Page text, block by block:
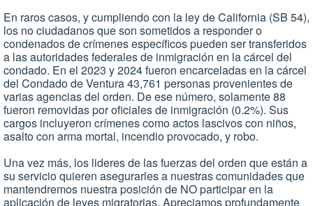
En raros casos, y cumpliendo con la ley de California (SB 54),
los no ciudadanos que son sometidos a responder o
condenados de crímenes específicos pueden ser transferidos
a las autoridades federales de inmigración en la cárcel del
condado. En el 2023 y 2024 fueron encarceladas en la cárcel
del Condado de Ventura 43,761 personas provenientes de
varias agencias del orden. De ese número, solamente 88
fueron removidas por oficiales de inmigración (0.2%). Sus
cargos incluyeron crímenes como actos lascivos con niños,
asalto con arma mortal, incendio provocado, y robo.
Una vez más, los lideres de las fuerzas del orden que están a
su servicio quieren asegurarles a nuestras comunidades que
mantendremos nuestra posición de NO participar en la
aplicación de leyes migratorias. Apreciamos profundamente